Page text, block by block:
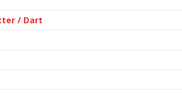
/ Dart